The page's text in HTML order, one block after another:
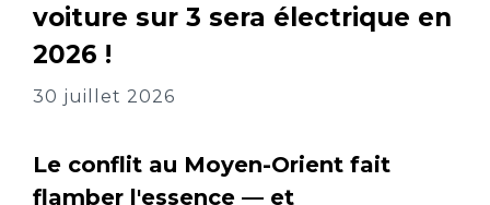
voiture sur 3 sera électrique en
2026 !
30 juillet 2026
Le conflit au Moyen-Orient fait
flamber l'essence — et